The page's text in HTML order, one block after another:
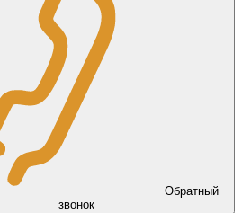
Обратный
звонок